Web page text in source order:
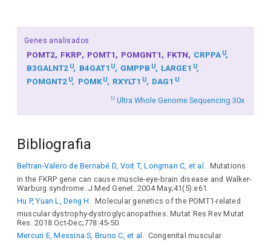
Genes analisados
POMT2 FKRP POMT1 POMGNT1 FKTN CRPPAU
B3GALNT2 U B4GAT1U GMPPBU LARGE1U
POMGNT2 U POMKU RXYLT1U DAG1U
U Ultra Whole Genome Sequencing 30x
Bibliografia
Beltran-Valero de Bernabé D, Voit T, Longman C, et al. Mutations
in the FKRP gene can cause muscle-eye-brain disease and Walker-
Warburg syndrome. J Med Genet. 2004 May;41(5):e61.
Hu P, Yuan L, Deng H.
Molecular genetics of the POMT1-related
muscular dystrophy-dystroglycanopathies. Mutat Res Rev Mutat
Res. 2018 Oct-Dec;778:45-50.
Mercuri E, Messina S, Bruno C, et al. Congenital muscular